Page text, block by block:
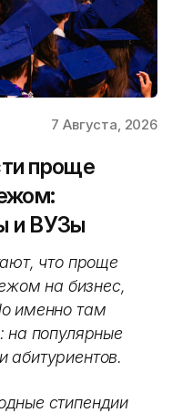
7 Августа, 2026
проще
и ВУЗы
что проще
на бизнес,
именно там
на популярные
стипендии